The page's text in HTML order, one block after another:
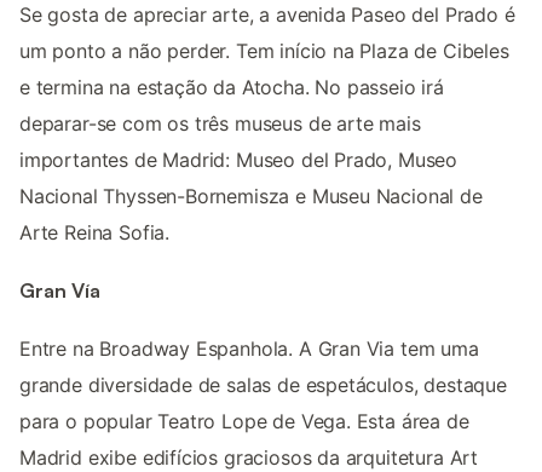
Se gosta de apreciar arte, a avenida Paseo del Prado é
um ponto a não perder. Tem início na Plaza de Cibeles
e termina na estação da Atocha. No passeio irá
deparar-se com os três museus de arte mais
importantes de Madrid: Museo del Prado, Museo
Nacional Thyssen-Bornemisza e Museu Nacional de
Arte Reina Sofia.
Gran Vía
Entre na Broadway Espanhola. A Gran Via tem uma
grande diversidade de salas de espetáculos, destaque
para o popular Teatro Lope de Vega. Esta área de
Madrid exibe edifícios graciosos da arquitetura Art